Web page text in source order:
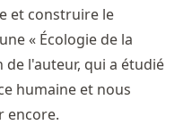
et construire le
« Écologie de la
de l'auteur, qui a étudié
humaine et nous
encore.